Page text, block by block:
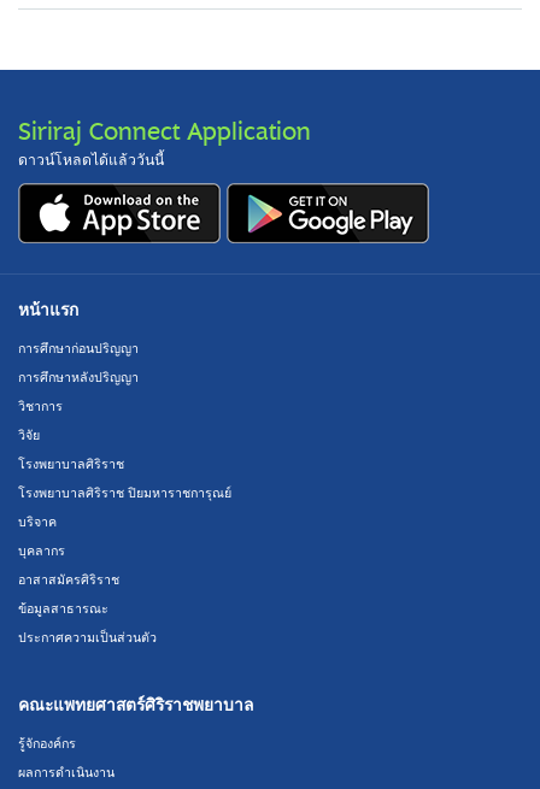
Siriraj Connect Application
ดาวน์โหลดได้แล้ววันนี้
หน้าแรก
การศึกษาก่อนปริญญา
การศึกษาหลังปริญญา
วิชาการ
วิจัย
โรงพยาบาลศิริราช
โรงพยาบาลศิริราช ปิยมหาราชการุณย์
บริจาค
บุคลากร
อาสาสมัครศิริราช
ข้อมูลสาธารณะ
ประกาศความเป็นส่วนตัว
คณะแพทยศาสตร์ศิริราชพยาบาล
รู้จักองค์กร
ผลการดำเนินงาน